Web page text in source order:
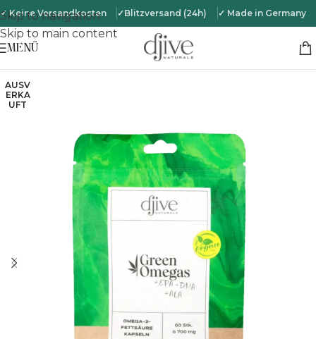
Skip to navigation
Skip to main content
✓ Keine Versandkosten ✓Blitzversand (24h) ✓ Made in Germany
MENÜ
AUSV
ERKA
UFT